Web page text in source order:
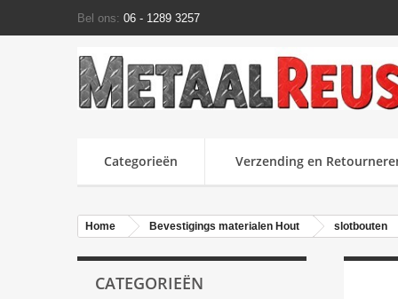
Bel ons: 06 - 1289 3257
Categorieën Verzending en
Home Bevestigings materialen Hout slotbouten
CATEGORIEËN